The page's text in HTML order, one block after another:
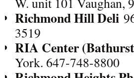
Richmond Hill Deli
3519
RIA Center
York. 647-748-8800